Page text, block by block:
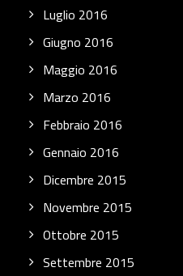
Luglio 2016
Giugno 2016
Maggio 2016
Marzo 2016
Febbraio 2016
Gennaio 2016
Dicembre 2015
Novembre 2015
Ottobre 2015
Settembre 2015